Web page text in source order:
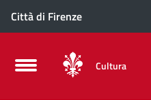
Città di Firenze
Cultura